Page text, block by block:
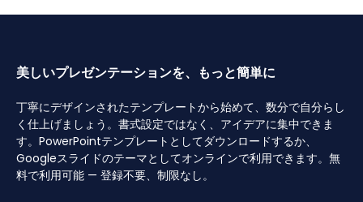
美しいプレゼンテーションを、もっと簡単に
丁寧にデザインされたテンプレートから始めて、数分で自分らし
く仕上げましょう。書式設定ではなく、アイデアに集中できま
す。PowerPointテンプレートとしてダウンロードするか、
Googleスライドのテーマとしてオンラインで利用できます。無
料で利用可能 — 登録不要、制限なし。